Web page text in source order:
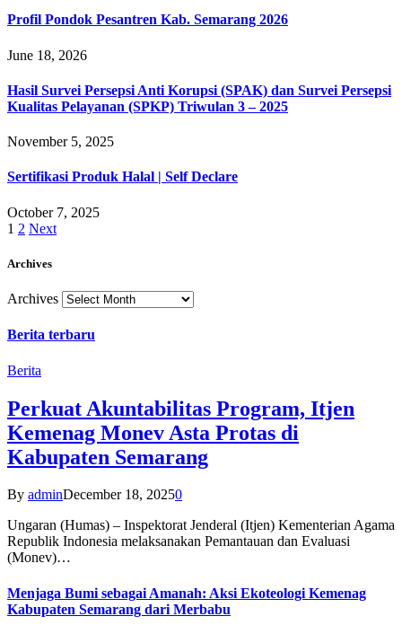
Profil Pondok Pesantren Kab. Semarang 2026
June 18, 2026
Hasil Survei Persepsi Anti Korupsi (SPAK) dan Survei Persepsi
Kualitas Pelayanan (SPKP) Triwulan 3 – 2025
November 5, 2025
Sertifikasi Produk Halal | Self Declare
October 7, 2025
1 2 Next
Archives
Archives
Berita terbaru
Berita
Perkuat Akuntabilitas Program, Itjen
Kemenag Monev Asta Protas di
Kabupaten Semarang
By adminDecember 18, 20250
Ungaran (Humas) – Inspektorat Jenderal (Itjen) Kementerian Agama
Republik Indonesia melaksanakan Pemantauan dan Evaluasi
(Monev)…
Menjaga Bumi sebagai Amanah: Aksi Ekoteologi Kemenag
Kabupaten Semarang dari Merbabu